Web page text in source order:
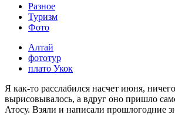
Разное
Туризм
Фото
Алтай
фототур
плато Укок
Я как-то расслабился насчет июня,
вырисовывалось, а вдруг оно пришло
Атосу. Взяли и написали прошлогодние